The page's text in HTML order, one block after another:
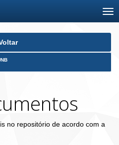
no repositório de acordo com a